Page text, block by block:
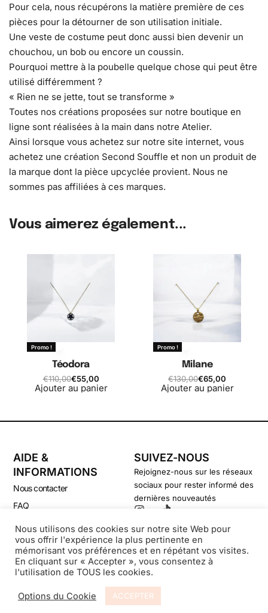
Pour cela, nous récupérons la matière première de ces
pièces pour la détourner de son utilisation initiale.
Une veste de costume peut donc aussi bien devenir un
chouchou, un bob ou encore un coussin.
Pourquoi mettre à la poubelle quelque chose qui peut être
utilisé différemment ?
« Rien ne se jette, tout se transforme »
Toutes nos créations proposées sur notre boutique en
ligne sont réalisées à la main dans notre Atelier.
Ainsi lorsque vous achetez sur notre site internet, vous
achetez une création Second Souffle et non un produit de
la marque dont la pièce upcyclée provient. Nous ne
sommes pas affiliées à ces marques.
Vous aimerez également...
Promo !
Téodora
€110,00€55,00
Ajouter au panier
Promo !
Milane
€130,00€65,00
Ajouter au panier
AIDE &
INFORMATIONS
Nous contacter
FAQ
CGV
Politique de confidentialité
SUIVEZ-NOUS
Rejoignez-nous sur les réseaux
sociaux pour rester informé des
dernières nouveautés
© Secondsouffle-Boutique.fr
Nous utilisons des cookies sur notre site Web pour
vous offrir l'expérience la plus pertinente en
mémorisant vos préférences et en répétant vos visites.
En cliquant sur « Accepter », vous consentez à
l'utilisation de TOUS les cookies.
Options du Cookie ACCEPTER